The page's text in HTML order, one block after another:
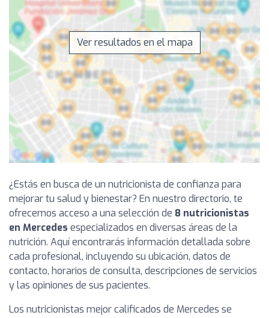
Ver resultados en el mapa
¿Estás en busca de un nutricionista de confianza para
mejorar tu salud y bienestar? En nuestro directorio, te
ofrecemos acceso a una selección de 8 nutricionistas
en Mercedes especializados en diversas áreas de la
nutrición. Aquí encontrarás información detallada sobre
cada profesional, incluyendo su ubicación, datos de
contacto, horarios de consulta, descripciones de servicios
y las opiniones de sus pacientes.
Los nutricionistas mejor calificados de Mercedes se